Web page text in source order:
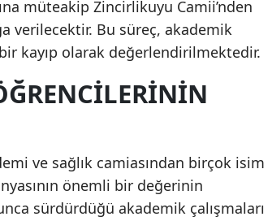
Muğla
müteakip Zincirlikuyu Camii’nden
verilecektir. Bu süreç, akademik
kayıp olarak değerlendirilmektedir.
ve sağlık camiasından birçok isim
önemli bir değerinin
sürdürdüğü akademik çalışmaları